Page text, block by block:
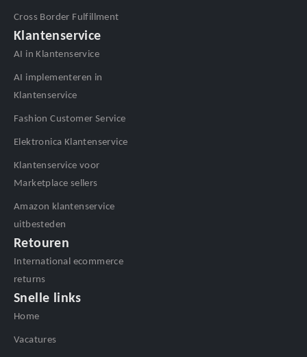
Cross Border Fulfillment
Klantenservice
AI in Klantenservice
AI implementeren in
Klantenservice
Fashion Customer Service
Elektronica Klantenservice
Klantenservice voor
Marketplace sellers
Amazon klantenservice
uitbesteden
Retouren
International ecommerce
returns
Snelle links
Home
Vacatures